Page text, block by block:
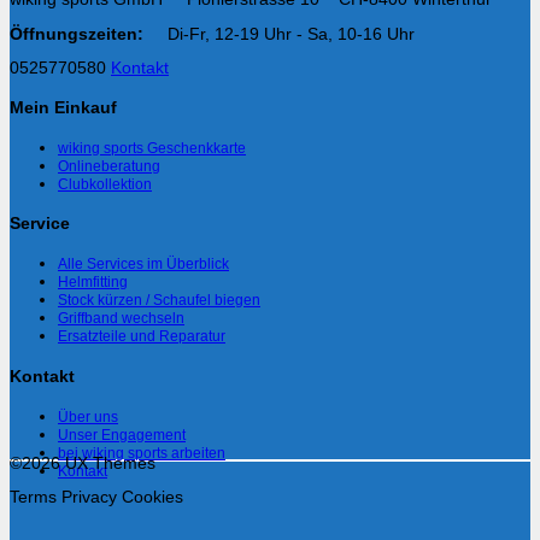
Öffnungszeiten: Di-Fr, 12-19 Uhr - Sa, 10-16 Uhr
0525770580 Kontakt
Mein Einkauf
wiking sports Geschenkkarte
Onlineberatung
Clubkollektion
Service
Alle Services im Überblick
Helmfitting
Stock kürzen / Schaufel biegen
Griffband wechseln
Ersatzteile und Reparatur
Kontakt
Über uns
Unser Engagement
bei wiking sports arbeiten
Kontakt
©2026 UX Themes
Terms Privacy Cookies